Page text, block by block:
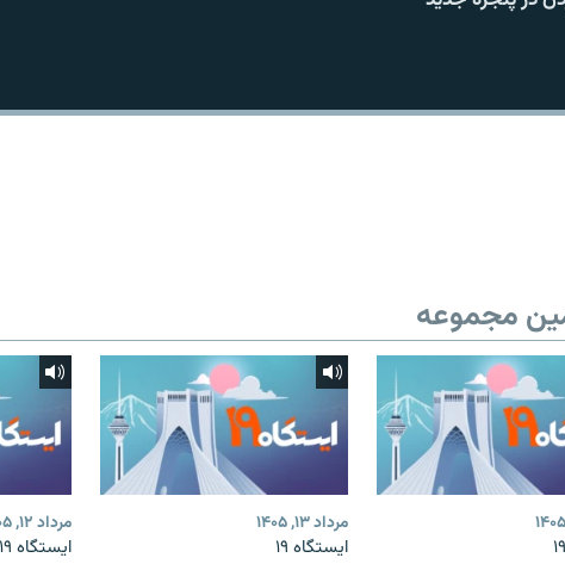
مجموعه
مرداد ۱۳, ۱۴۰۵
ایستگاه ۱۹
مرداد ۱۲, ۱۴۰۵
ایستگاه ۱۹